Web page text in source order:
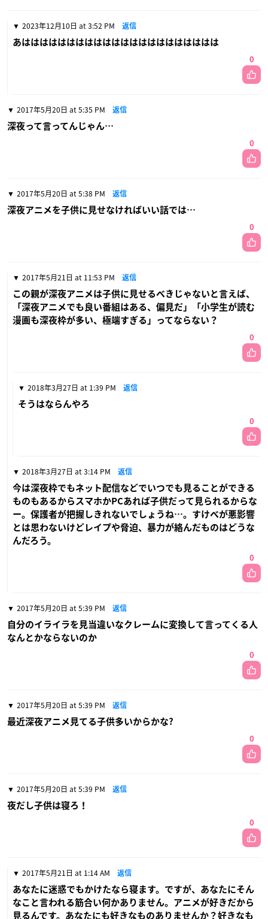
2023年12月10日 at 3:52 PM 返信
あはははははははははははははははははははははは
0
2017年5月20日 at 5:35 PM 返信
深夜って言ってんじゃん…
0
2017年5月20日 at 5:38 PM 返信
深夜アニメを子供に見せなければいい話では…
0
2017年5月21日 at 11:53 PM 返信
この親が深夜アニメは子供に見せるべきじゃないと言えば、
「深夜アニメでも良い番組はある、偏見だ」「小学生が読む
漫画も深夜枠が多い、極端すぎる」ってならない？
0
2018年3月27日 at 1:39 PM 返信
そうはならんやろ
0
2018年3月27日 at 3:14 PM 返信
今は深夜枠でもネット配信などでいつでも見ることができる
ものもあるからスマホかPCあれば子供だって見られるからな
ー。保護者が把握しきれないでしょうね…。すけべが悪影響
とは思わないけどレイプや脅迫、暴力が絡んだものはどうな
んだろう。
0
2017年5月20日 at 5:39 PM 返信
自分のイライラを見当違いなクレームに変換して言ってくる人
なんとかならないのか
0
2017年5月20日 at 5:39 PM 返信
最近深夜アニメ見てる子供多いからかな?
0
2017年5月20日 at 5:39 PM 返信
夜だし子供は寝ろ！
0
2017年5月21日 at 1:14 AM 返信
あなたに迷惑でもかけたなら寝ます。ですが、あなたにそん
なこと言われる筋合い何かありません。アニメが好きだから
見るんです。あなたにも好きなものありませんか？好きなも